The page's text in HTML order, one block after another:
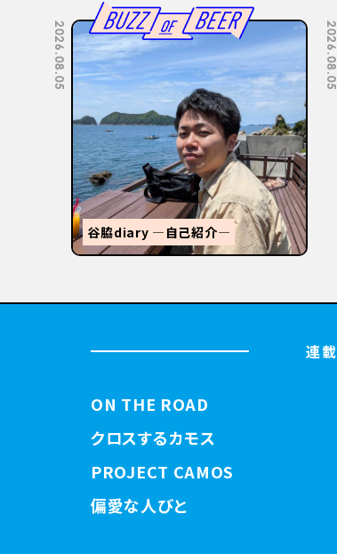
2026.07.22
STANDUMINEKOClosingPartyと
3tR
2026.07.15
連載
ON THE ROAD
クロスするカモス
PROJECT CAMOS
偏愛な人びと